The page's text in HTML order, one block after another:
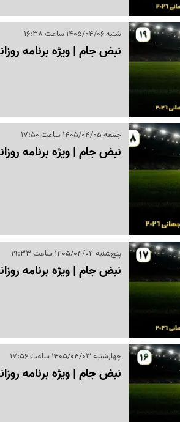
شنبه 1405/04/06 ساعت 16:38
نبض جام | ویژه برنامه روزانه
جمعه 1405/04/05 ساعت 17:50
نبض جام | ویژه برنامه روزانه
پنج‌شنبه 1405/04/04 ساعت 19:33
نبض جام | ویژه برنامه روزانه
چهارشنبه 1405/04/03 ساعت 17:56
نبض جام | ویژه برنامه روزانه